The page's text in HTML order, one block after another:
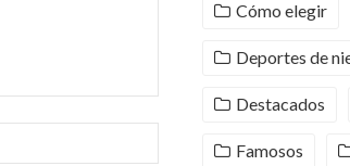
Cómo elegir
Deportes de
Destacados
Famosos